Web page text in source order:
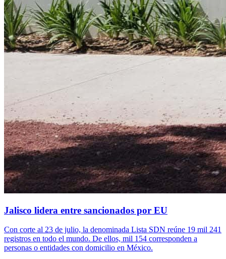
Jalisco lidera entre sancionados por EU
Con corte al 23 de julio, la denominada Lista SDN reúne 19 mil 241
registros en todo el mundo. De ellos, mil 154 corresponden a
personas o entidades con domicilio en México.